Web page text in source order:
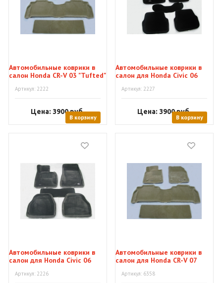
Автомобильные коврики в
салон Honda CR-V 03 "Tufted"
Артикул: 2222
Цена: 3900руб.
В корзину
Автомобильные коврики в
салон для Honda Civic 06
Артикул: 2227
Цена: 3900руб.
В корзину
Автомобильные коврики в
салон для Honda Civic 06
Артикул: 2226
Автомобильные коврики в
салон для Honda CR-V 07
Артикул: 6358